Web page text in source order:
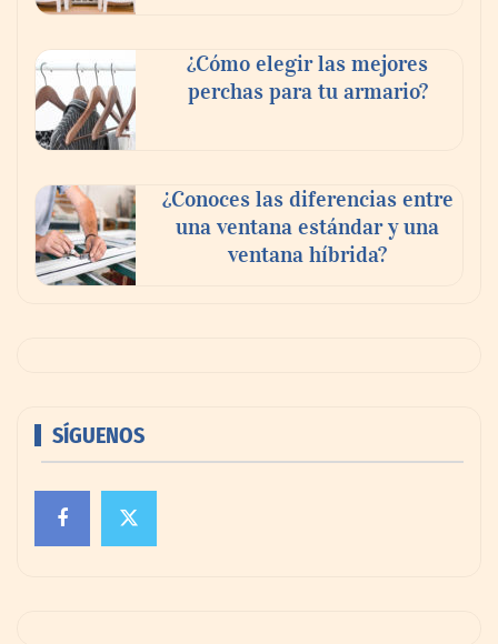
¿Cómo elegir las mejores
perchas para tu armario?
¿Conoces las diferencias entre
una ventana estándar y una
ventana híbrida?
SÍGUENOS